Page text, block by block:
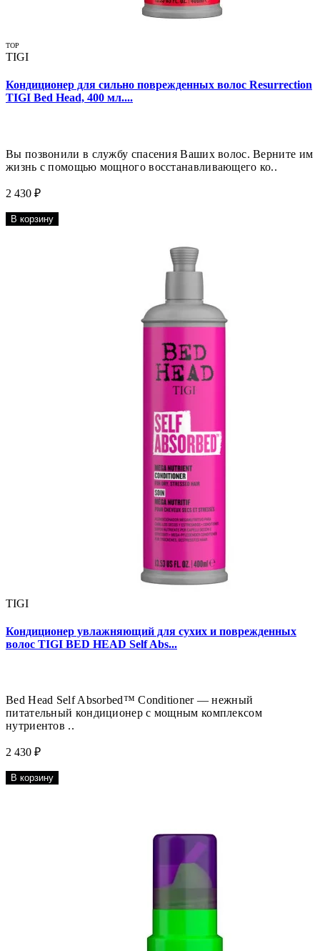
TOP
TIGI
Кондиционер для сильно поврежденных волос Resurrection
TIGI Bed Head, 400 мл....
Вы позвонили в службу спасения Ваших волос. Верните им
жизнь с помощью мощного восстанавливающего ко..
2 430 ₽
В корзину
TIGI
Кондиционер увлажняющий для сухих и поврежденных
волос TIGI BED HEAD Self Abs...
Bed Head Self Absorbed™ Conditioner — нежный
питательный кондиционер с мощным комплексом
нутриентов ..
2 430 ₽
В корзину